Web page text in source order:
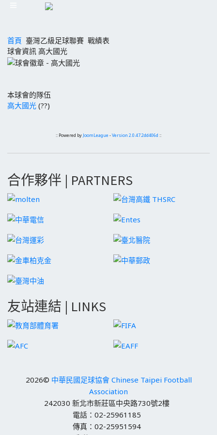
首頁 臺灣乙級足球聯賽 戰績表
球會資訊 高大國光
本球會的隊伍
高大國光 (??)
:: Powered by JoomLeague -Version 2.0.47.2dd406d ::
合作夥伴 | PARTNERS
友站連結 | LINKS
2026© 中華民國足球協會 Chinese Taipei Football
Association
242030 新北市新莊區中央路730號2樓
電話：02-25961185
傳真：02-25951594